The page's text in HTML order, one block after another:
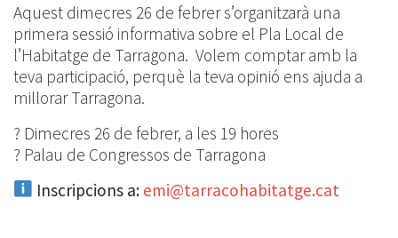
Aquest dimecres 26 de febrer s’organitzarà una
primera sessió informativa sobre el Pla Local de
l’Habitatge de Tarragona. Volem comptar amb la
teva participació, perquè la teva opinió ens ajuda a
millorar Tarragona.
? Dimecres 26 de febrer, a les 19 hores
? Palau de Congressos de Tarragona
Inscripcions a: emi@tarracohabitatge.cat